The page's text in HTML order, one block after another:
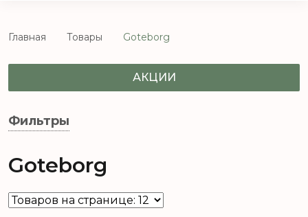
Главная Товары Goteborg
АКЦИИ
Фильтры
Goteborg